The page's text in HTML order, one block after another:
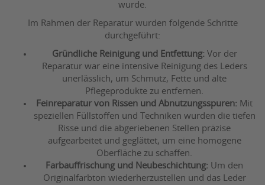
wurde.
Im Rahmen der Reparatur wurden folgende Schritte
durchgeführt:
Gründliche Reinigung und Entfettung: Vor der
Reparatur war eine intensive Reinigung des Leders
unerlässlich, um Schmutz, Fette und alte
Pflegeprodukte zu entfernen.
Feinreparatur von Rissen und Abnutzungsspuren: Mit
speziellen Füllstoffen und Techniken wurden die tiefen
Risse und die abgeriebenen Stellen präzise
aufgearbeitet und geglättet, um eine homogene
Oberfläche zu schaffen.
Farbauffrischung und Neubeschichtung: Um den
Originalfarbton wiederherzustellen und das Leder